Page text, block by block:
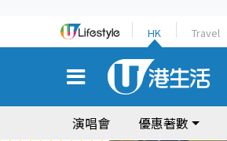
HK Travel
演唱會 優惠著數